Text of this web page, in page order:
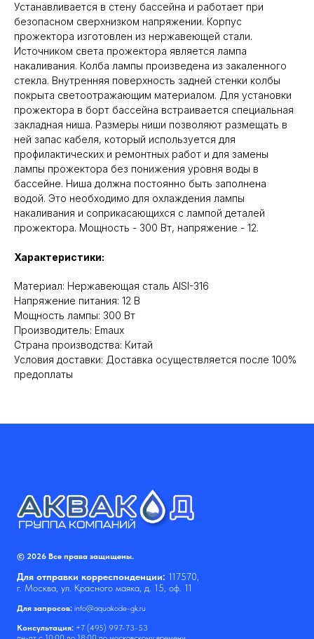
Устанавливается в стену бассейна и работает при
безопасном сверхнизком напряжении. Корпус
прожектора изготовлен из нержавеющей стали.
Источником света прожектора является лампа
накаливания. Колба лампы произведена из закаленного
стекла. Внутренняя поверхность задней стенки колбы
покрыта светоотражающим материалом. Для установки
прожектора в борт бассейна встраивается специальная
закладная ниша. Размеры ниши позволяют размещать в
ней запас кабеля, который используется для
профилактических и ремонтных работ и для замены
лампы прожектора без понижения уровня воды в
бассейне. Ниша должна постоянно быть заполнена
водой. Это необходимо для охлаждения лампы
накаливания и соприкасающихся с лампой деталей
прожектора. Мощность - 300 Вт, напряжение - 12.
Характеристики:
Материал: Нержавеющая сталь AISI-316
Напряжение питания: 12 В
Мощность лампы: 300 Вт
Производитель: Emaux
Cтрана производства: Китай
Условия доставки: Доставка осуществляется после 100%
предоплаты
© 2026 Все права защищены.
Для отправки корреспонденции: 117570,
г. Москва, ул. Красного маяка, д. 15, оф. 11
Для запросов: info@aquakode-gk.ru
Консультация: +7 (495) 997-73-53